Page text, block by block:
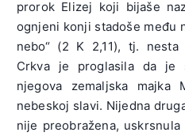
prorok Elizej koji bijaše
ognjeni konji stadoše među
nebo“ (2 K 2,11), tj. nesta
Crkva je proglasila da je
njegova zemaljska
nebeskoj slavi. Nijedna
nije preobražena,